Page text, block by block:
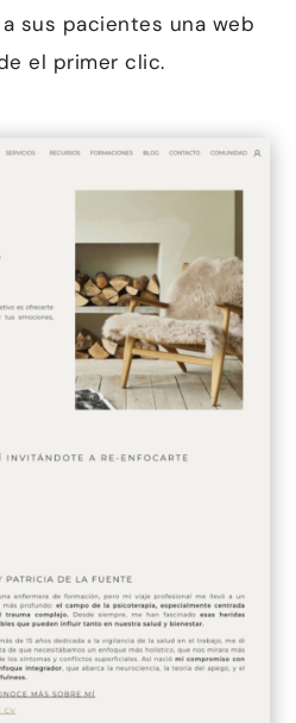
sus pacientes una web
el primer clic.